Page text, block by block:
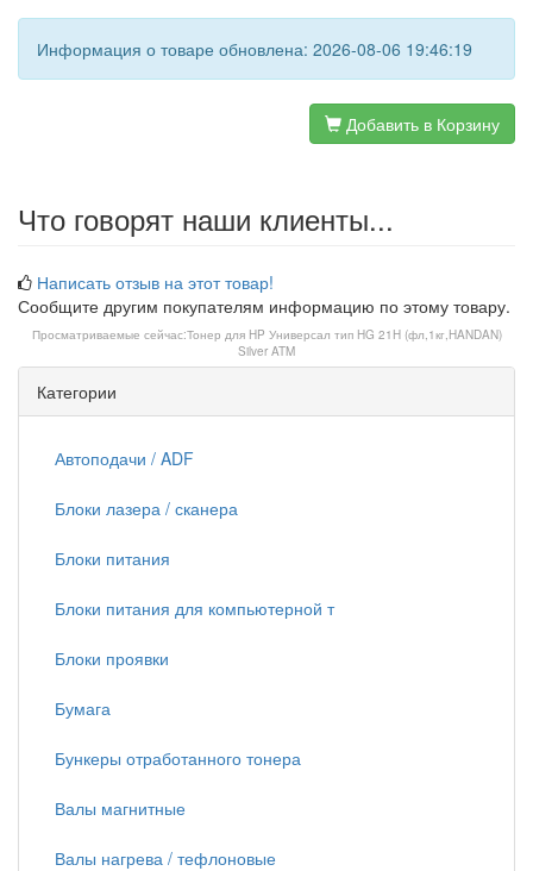
Информация о товаре обновлена: 2026-08-06 19:46:19
Добавить в Корзину
Что говорят наши клиенты...
Написать отзыв на этот товар!
Сообщите другим покупателям информацию по этому товару.
Просматриваемые сейчас:Тонер для HP Универсал тип HG 21H (фл,1кг,HANDAN)
Silver ATM
Категории
Автоподачи / ADF
Блоки лазера / сканера
Блоки питания
Блоки питания для компьютерной т
Блоки проявки
Бумага
Бункеры отработанного тонера
Валы магнитные
Валы нагрева / тефлоновые